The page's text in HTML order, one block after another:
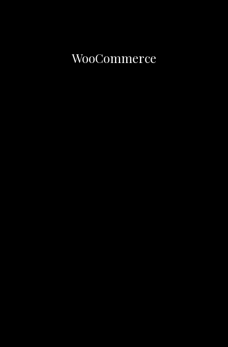
WooCommerce